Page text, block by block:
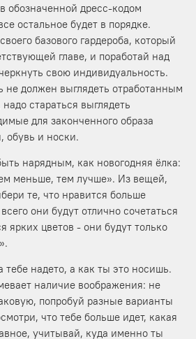
обозначенной дресс-кодом
остальное будет в порядке.
базового гардероба, который
главе, и поработай над
свою индивидуальность.
не должен выглядеть отработанным
стараться выглядеть
для законченного образа
обувь и носки.
нарядным, как новогодняя ёлка:
меньше, тем лучше». Из вещей,
те, что нравится больше
они будут отлично сочетаться
ярких цветов - они будут только
тебе надето, а как ты это носишь.
наличие воображения: не
попробуй разные варианты
что тебе больше идет, какая
учитывай, куда именно ты